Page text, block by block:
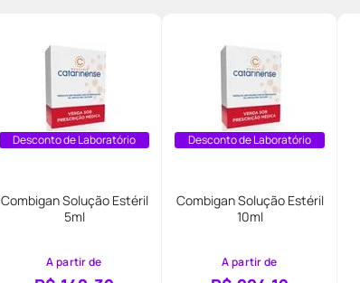
Desconto de Laboratório
Combigan Solução Estéril
5ml
A partir de
Desconto de Laboratório
Combigan Solução Estéril
10ml
A partir de